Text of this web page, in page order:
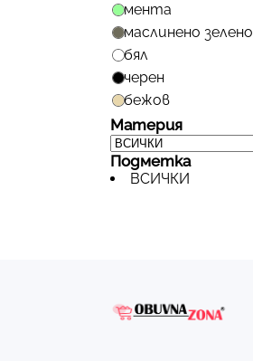
мента
маслинено зелено
бял
черен
бежов
Материя
Подметка
ВСИЧКИ